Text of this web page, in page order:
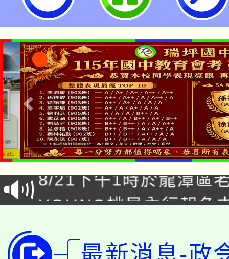
「本色祭」8/29、30在
場熱烈登場!
8/21下午1時於龍潭區
徵才活動。
YOUNG桃局內行報名
開!
115年桃園市運動會8/